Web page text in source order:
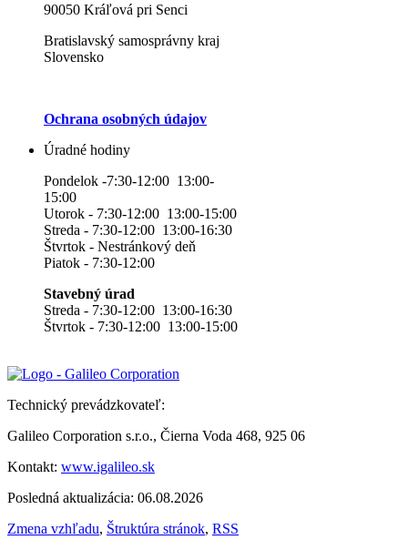
90050 Kráľová pri Senci
Bratislavský samosprávny kraj
Slovensko
Ochrana osobných údajov
Úradné hodiny
Pondelok -7:30-12:00 13:00-
15:00
Utorok - 7:30-12:00 13:00-15:00
Streda - 7:30-12:00 13:00-16:30
Štvrtok - Nestránkový deň
Piatok - 7:30-12:00
Stavebný úrad
Streda - 7:30-12:00 13:00-16:30
Štvrtok - 7:30-12:00 13:00-15:00
Technický prevádzkovateľ:
Galileo Corporation s.r.o., Čierna Voda 468, 925 06
Kontakt: www.igalileo.sk
Posledná aktualizácia: 06.08.2026
Zmena vzhľadu, Štruktúra stránok, RSS